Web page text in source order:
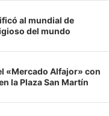
al mundial de
del mundo
«Mercado Alfajor» con
la Plaza San Martín